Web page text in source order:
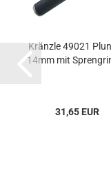
Kränzle 49021
14mm mit
31,65 EUR